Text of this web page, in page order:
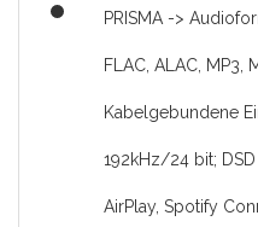
PRISMA ->
FLAC, ALAC, MP3,
Kabelgebundene
192kHz/24 bit;
AirPlay, Spotify